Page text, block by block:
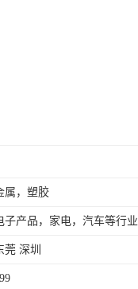
属，塑胶
子产品，家电，汽车等行业
莞 深圳